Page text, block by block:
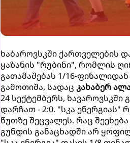
ხაბაროვსკში ქართველების
ყაზანის "რუბინი", რომლის
გათამაშებას 1/16-
გამოთიშა, სადაც კახაბერ
24 სექტემბერს,
დარჩათ - 2:0. "სკა
წუთზე შეცვალეს. რაც
გუნდის განაცხადში არ